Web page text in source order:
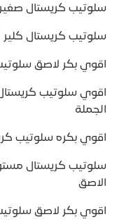
سلوتيب كريستال
سلوتيب كريستال كلير
اقوي بكر لاصق
اقوي سلوتيب
الجملة
اقوي بكره سلوتيب
سلوتيب كريستال
الاصق
اقوي بكر لاصق